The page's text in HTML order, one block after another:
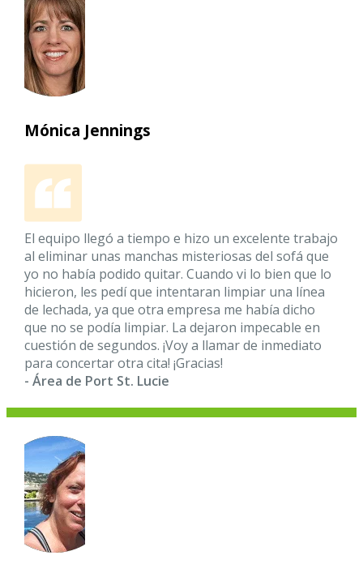
Mónica Jennings
El equipo llegó a tiempo e hizo un excelente trabajo
al eliminar unas manchas misteriosas del sofá que
yo no había podido quitar. Cuando vi lo bien que lo
hicieron, les pedí que intentaran limpiar una línea
de lechada, ya que otra empresa me había dicho
que no se podía limpiar. La dejaron impecable en
cuestión de segundos. ¡Voy a llamar de inmediato
para concertar otra cita! ¡Gracias!
- Área de Port St. Lucie